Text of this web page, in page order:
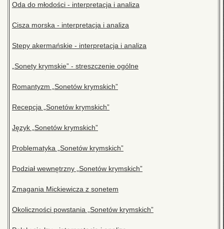
Oda do młodości - interpretacja i analiza
Cisza morska - interpretacja i analiza
Stepy akermańskie - interpretacja i analiza
„Sonety krymskie” - streszczenie ogólne
Romantyzm „Sonetów krymskich”
Recepcja „Sonetów krymskich”
Język „Sonetów krymskich”
Problematyka „Sonetów krymskich”
Podział wewnętrzny „Sonetów krymskich”
Zmagania Mickiewicza z sonetem
Okoliczności powstania „Sonetów krymskich”